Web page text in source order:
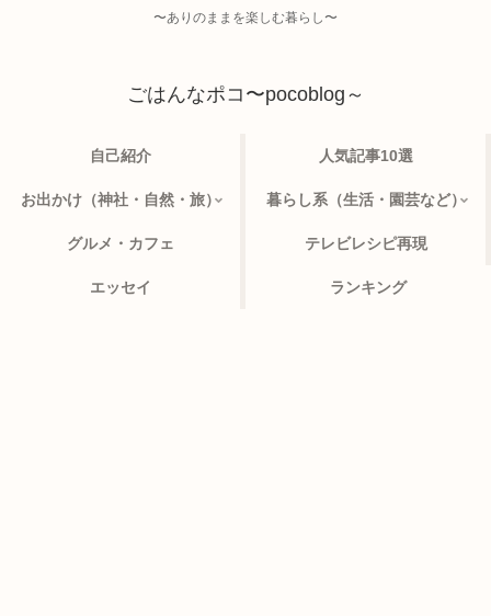
〜ありのままを楽しむ暮らし〜
ごはんなポコ〜pocoblog～
自己紹介 人気記事10選
お出かけ（神社・自然・旅） 暮らし系（生活・園芸など）
グルメ・カフェ テレビレシピ再現
エッセイ ランキング